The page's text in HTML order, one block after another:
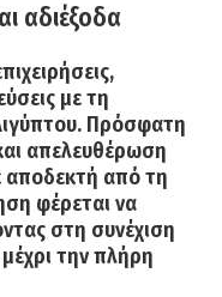
αδιέξοδα
με τη
Πρόσφατη
απελευθέρωση
αποδεκτή από τη
φέρεται να
στη συνέχιση
την πλήρη